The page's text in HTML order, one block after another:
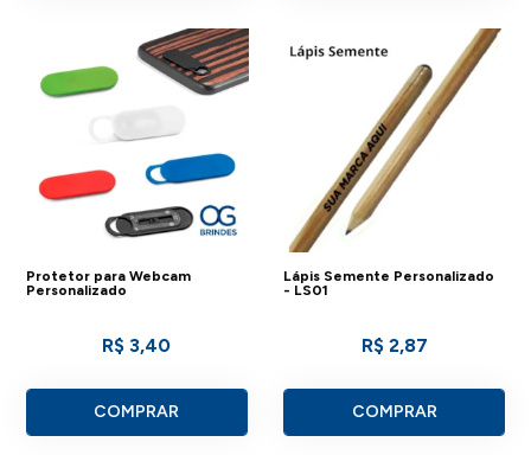
Protetor para Webcam
Personalizado
R$ 3,40
COMPRAR
Lápis Semente Personalizado
- LS01
R$ 2,87
COMPRAR